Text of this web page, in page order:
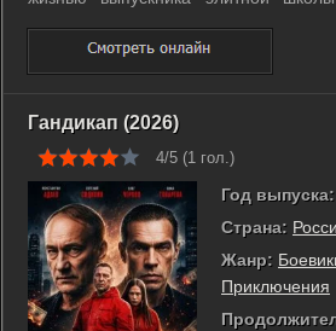
личных драм. Его спокойный мир
классе новенького парня по
сразу замечает в нем нечто ...
Гандикап (2026)
4/5 (1 гол.)
Год выпуска:
Страна:
Жанр:
Приключения